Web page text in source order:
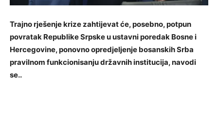
Trajno rješenje krize zahtijevat će, posebno, potpun
povratak Republike Srpske u ustavni poredak Bosne i
Hercegovine, ponovno opredjeljenje bosanskih Srba
pravilnom funkcionisanju državnih institucija, navodi
se..